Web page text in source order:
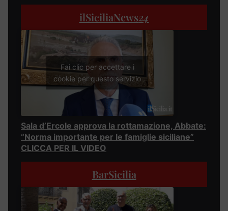
ilSiciliaNews24
Fai clic per accettare i
cookie per questo servizio
Sala d’Ercole approva la rottamazione, Abbate:
“Norma importante per le famiglie siciliane”
CLICCA PER IL VIDEO
BarSicilia